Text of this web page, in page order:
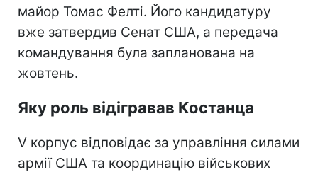
майор Томас Фелті. Його кандидатуру
вже затвердив Сенат США, а передача
командування була запланована на
жовтень.
Яку роль відігравав Костанца
V корпус відповідає за управління силами
армії США та координацію військових